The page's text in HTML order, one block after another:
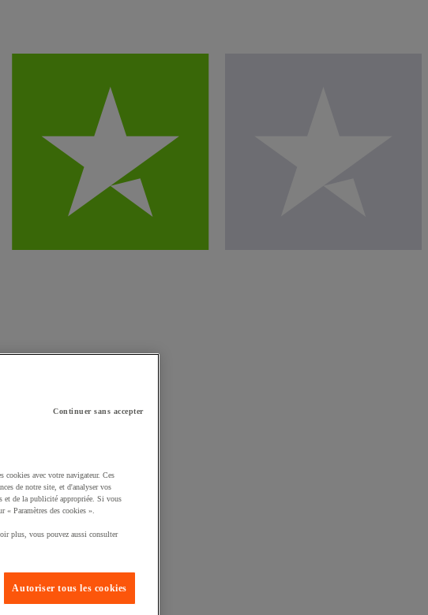
Continuer sans accepter
cookies avec votre navigateur. Ces
de notre site, et d'analyser vos
et de la publicité appropriée. Si vous
Paramètres des cookies ».
plus, vous pouvez aussi consulter
Autoriser tous les cookies